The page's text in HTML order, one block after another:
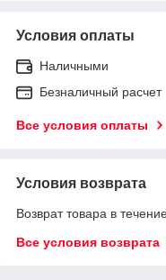
Условия оплаты
Наличными
Безналичный расчет
Все условия оплаты
Условия возврата
Возврат товара в
Все условия возврата